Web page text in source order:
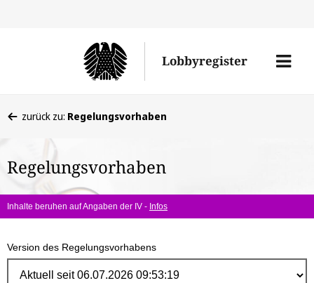
Lobbyregister
Menü
befinden
hier:
zurück zu: Regelungsvorhaben
Regelungsvorhaben
Inhalte beruhen auf Angaben der IV - Infos
Version des Regelungsvorhabens